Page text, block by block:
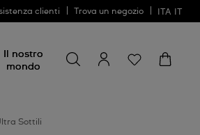
clienti Trova un negozio ITA
Il nostro
mondo
Sottili